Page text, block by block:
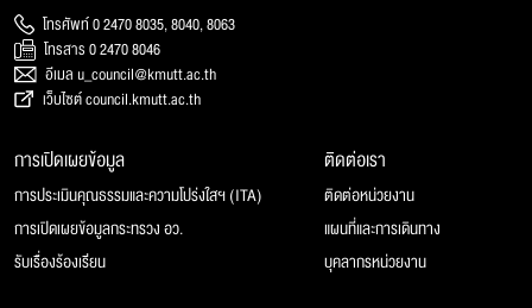
โทรศัพท์ 0 2470 8035, 8040, 8063
โทรสาร 0 2470 8046
อีเมล u_council@kmutt.ac.th
เว็บไซต์ council.kmutt.ac.th
การเปิดเผยข้อมูล
การประเมินคุณธรรมและความโปร่งใสฯ (ITA)
การเปิดเผยข้อมูลกระทรวง อว.
รับเรื่องร้องเรียน
ติดต่อเรา
ติดต่อหน่วยงาน
แผนที่และการเดินทาง
บุคลากรหน่วยงาน